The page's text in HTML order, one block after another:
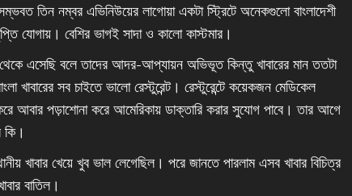
তিন নম্বর এভিনিউয়ের লাগোয়া একটা স্ট্রিটে অনেকগুলো বাংলাদেশী
যোগায়। বেশির ভাগই সাদা ও কালো কাস্টমার।
এসেছি বলে তাদের আদর-আপ্যায়ন অভিভূত কিন্তু খাবারের মান ততটা
খাবারের সব চাইতে ভালো রেস্টুরেন্ট। রেস্টুরেন্টে কয়েকজন মেডিকেল
আবার পড়াশোনা করে আমেরিকায় ডাক্তারি করার সুযোগ পাবে। তার আগে
কি।
খাবার খেয়ে খুব ভাল লেগেছিল। পরে জানতে পারলাম এসব খাবার বিচিত্র
বাতিল।